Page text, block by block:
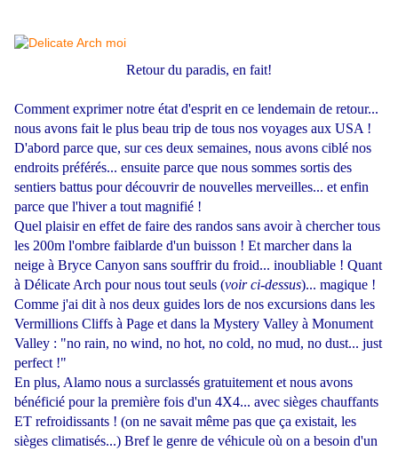
Retour du paradis, en fait!
Comment exprimer notre état d'esprit en ce lendemain de retour...
nous avons fait le plus beau trip de tous nos voyages aux USA !
D'abord parce que, sur ces deux semaines, nous avons ciblé nos
endroits préférés... ensuite parce que nous sommes sortis des
sentiers battus pour découvrir de nouvelles merveilles... et enfin
parce que l'hiver a tout magnifié !
Quel plaisir en effet de faire des randos sans avoir à chercher tous
les 200m l'ombre faiblarde d'un buisson ! Et marcher dans la
neige à Bryce Canyon sans souffrir du froid... inoubliable ! Quant
à Délicate Arch pour nous tout seuls (voir ci-dessus)... magique !
Comme j'ai dit à nos deux guides lors de nos excursions dans les
Vermillions Cliffs à Page et dans la Mystery Valley à Monument
Valley : "no rain, no wind, no hot, no cold, no mud, no dust... just
perfect !"
En plus, Alamo nous a surclassés gratuitement et nous avons
bénéficié pour la première fois d'un 4X4... avec sièges chauffants
ET refroidissants ! (on ne savait même pas que ça existait, les
sièges climatisés...) Bref le genre de véhicule où on a besoin d'un